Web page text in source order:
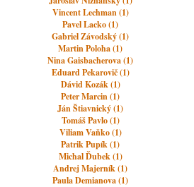
Vincent Lechman (1)
Pavel Lacko (1)
Gabriel Závodský (1)
Martin Poloha (1)
Nina Gaisbacherova (1)
Eduard Pekarovič (1)
Dávid Kozák (1)
Peter Marcin (1)
Ján Štiavnický (1)
Tomáš Pavlo (1)
Viliam Vaňko (1)
Patrik Pupík (1)
Michal Ďubek (1)
Andrej Majerník (1)
Paula Demianova (1)